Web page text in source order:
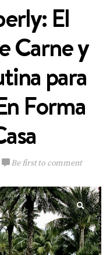
El
Carne y
para
Forma
Be first to comment